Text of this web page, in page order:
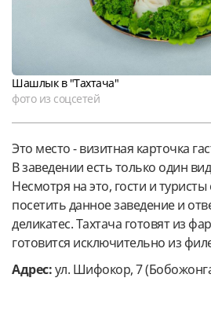
Шашлык в "Тахтача"
фото из соцсетей
Это место - визитная карточка
В заведении есть только один
Несмотря на это, гости и
посетить данное заведение и
деликатес. Тахтача готовят из
готовится исключительно из
Адрес:ул. Шифокор, 7